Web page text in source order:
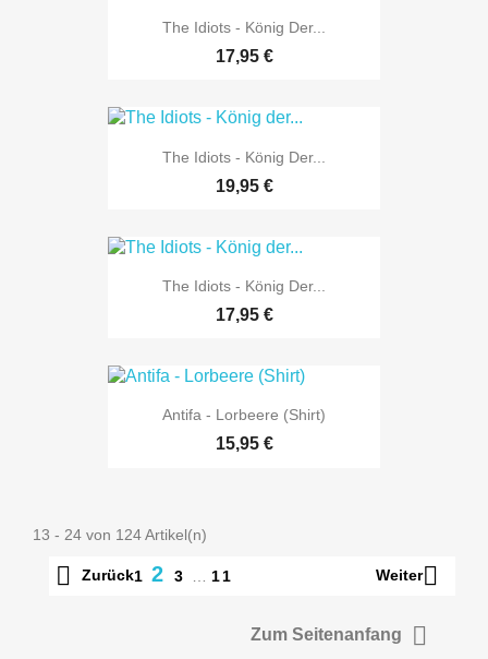
The Idiots - König Der...
17,95 €
The Idiots - König Der...
19,95 €
The Idiots - König Der...
17,95 €
Antifa - Lorbeere (Shirt)
15,95 €
13 - 24 von 124 Artikel(n)
 Zurück1 2 3 11 Weiter
Zum Seitenanfang 